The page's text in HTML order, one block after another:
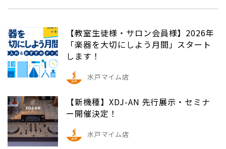
【教室生徒様・サロン会員様】2026年
「楽器を大切にしよう月間」スタート
します！
水戸マイム店
【新機種】XDJ-AN 先行展示・セミナ
ー開催決定！
水戸マイム店